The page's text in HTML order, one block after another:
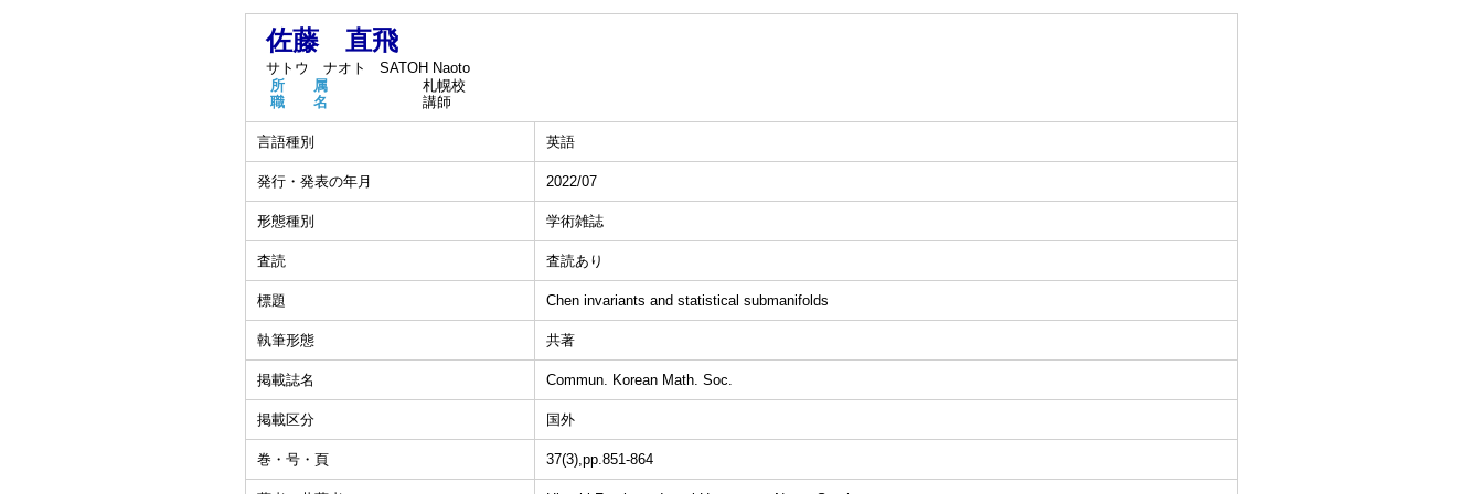
佐藤 直飛
サトウ ナオト
SATOH Naoto
所 属
札幌校
職 名
講師
言語種別 英語
発行・発表の年月 2022/07
形態種別 学術雑誌
査読 査読あり
標題 Chen invariants and statistical submanifolds
執筆形態 共著
掲載誌名 Commun. Korean Math. Soc.
掲載区分 国外
巻・号・頁 37(3),pp.851-864